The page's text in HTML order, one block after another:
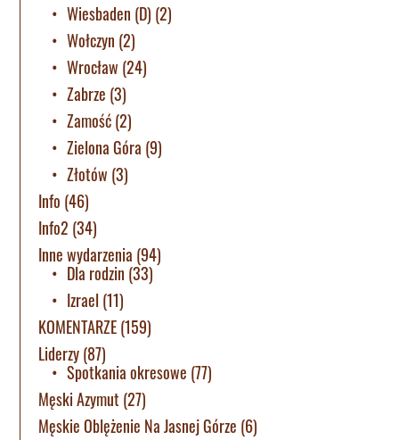
Wiesbaden (D) (2)
Wołczyn (2)
Wrocław (24)
Zabrze (3)
Zamość(2)
Zielona Góra (9)
Złotów (3)
Info (46)
Info2 (34)
Inne wydarzenia (94)
Dla rodzin (33)
Izrael (11)
KOMENTARZE(159)
Liderzy(87)
Spotkania okresowe (77)
Męski Azymut (27)
Męskie Oblężenie Na Jasnej Górze (6)